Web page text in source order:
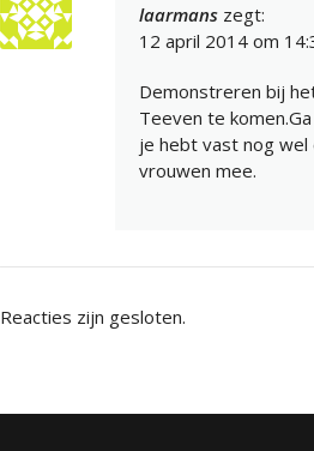
laarmans zegt:
12 april 2014 om
Demonstreren bij
Teeven te
je hebt vast nog wel
vrouwen mee.
Reacties zijn gesloten.